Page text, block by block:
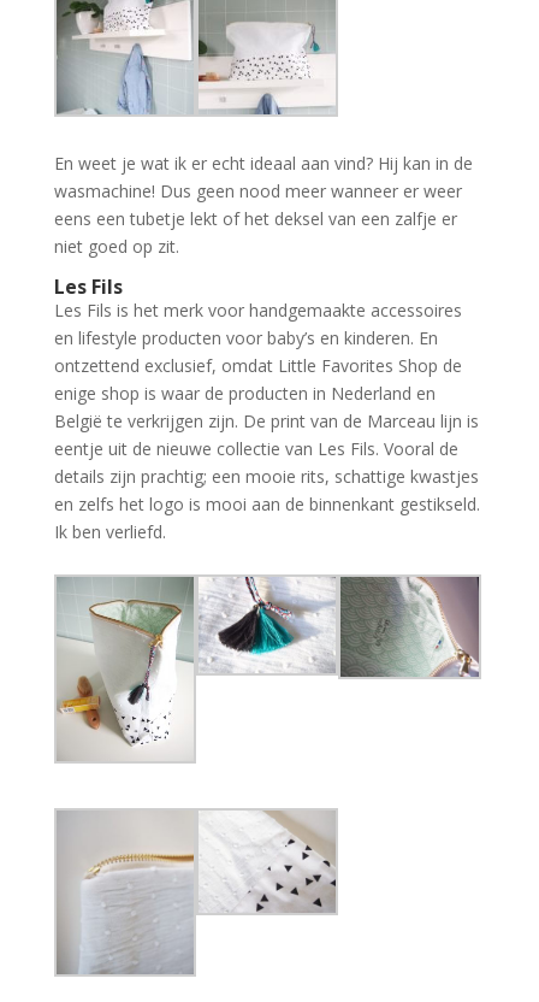
En weet je wat ik er echt ideaal aan vind? Hij kan in de
wasmachine! Dus geen nood meer wanneer er weer
eens een tubetje lekt of het deksel van een zalfje er
niet goed op zit.
Les Fils
Les Fils is het merk voor handgemaakte accessoires
en lifestyle producten voor baby’s en kinderen. En
ontzettend exclusief, omdat Little Favorites Shop de
enige shop is waar de producten in Nederland en
België te verkrijgen zijn. De print van de Marceau lijn is
eentje uit de nieuwe collectie van Les Fils. Vooral de
details zijn prachtig; een mooie rits, schattige kwastjes
en zelfs het logo is mooi aan de binnenkant gestikseld.
Ik ben verliefd.